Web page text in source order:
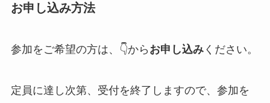
お申し込み方法
参加をご希望の方は、👇から お申し込みください。
定員に達し次第、受付を終了しますので、参加を